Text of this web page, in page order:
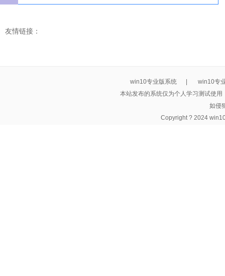
友情链接：
win10专业版系统
win10专
本站发布的系统仅为个人学习测试使
如侵
Copyright ? 2024